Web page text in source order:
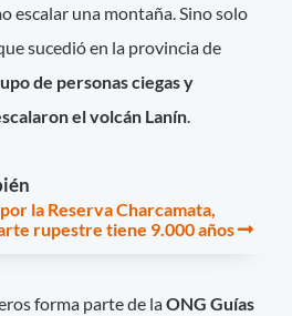
escalar una montaña. Sino solo
sucedió en la provincia de
de personas ciegas y
el volcán Lanín
la Reserva Charcamata,
rupestre tiene 9.000 años
forma parte de laONG Guías